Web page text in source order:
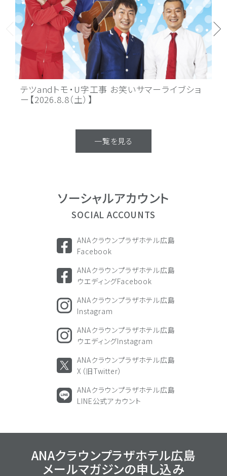
テツandトモ・U字工事 お笑いサマーライブショ
ー【2026.8.8（土）】
一覧を見る
ソーシャルアカウント
SOCIAL ACCOUNTS
ANAクラウンプラザホテル広島
Facebook
ANAクラウンプラザホテル広島
ウエディングFacebook
ANAクラウンプラザホテル広島
Instagram
ANAクラウンプラザホテル広島
ウエディングInstagram
ANAクラウンプラザホテル広島
X（旧Twitter）
ANAクラウンプラザホテル広島
LINE公式アカウント
ANAクラウンプラザホテル広島
メールマガジンの申し込み